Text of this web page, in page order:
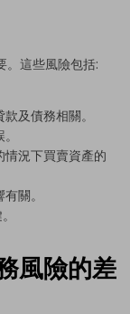
。這些風險包括:
及債務相關。
況下買賣資產的
關。
風險的差